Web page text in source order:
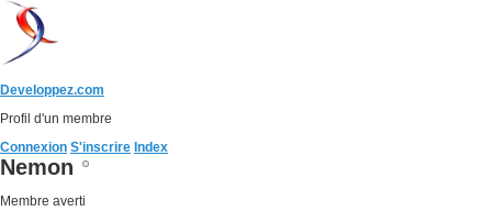
Developpez.com
Profil d'un membre
Connexion S'inscrire Index
Nemon
Membre averti